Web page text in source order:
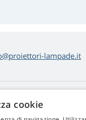
lampade.it
cookie